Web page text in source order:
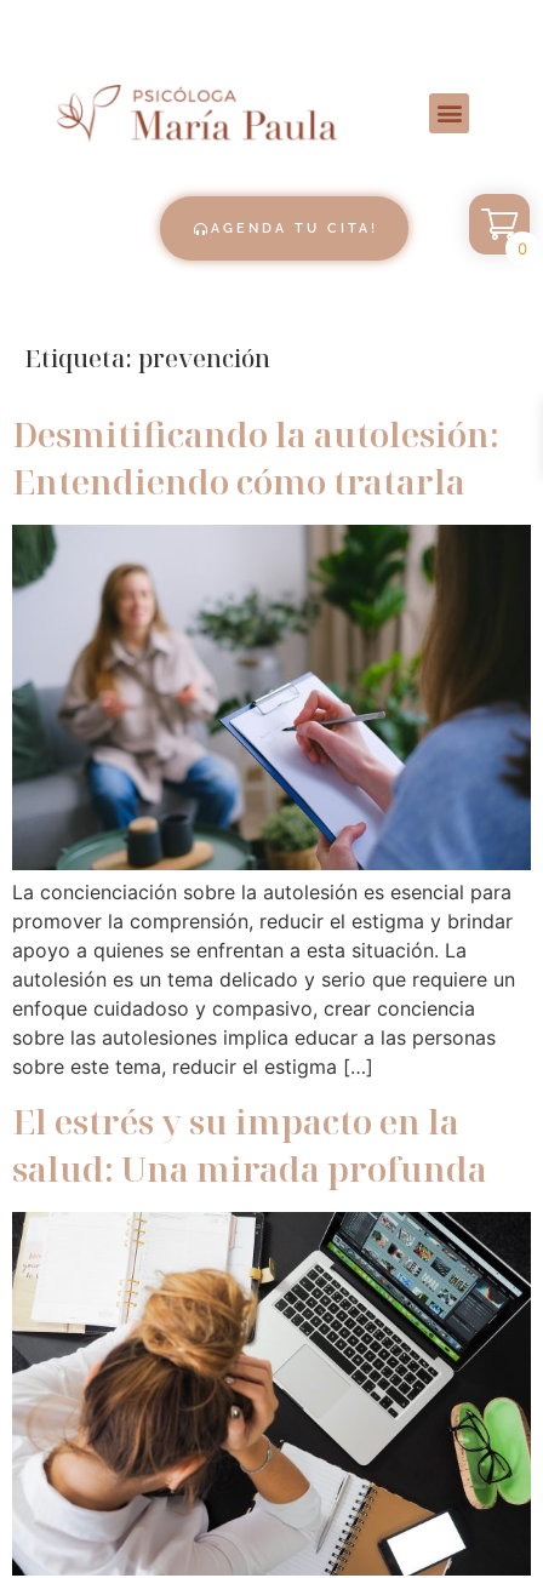
AGENDA TU CITA!
Etiqueta: prevención
Desmitificando la autolesión:
Entendiendo cómo tratarla
La concienciación sobre la autolesión es esencial para
promover la comprensión, reducir el estigma y brindar
apoyo a quienes se enfrentan a esta situación. La
autolesión es un tema delicado y serio que requiere un
enfoque cuidadoso y compasivo, crear conciencia
sobre las autolesiones implica educar a las personas
sobre este tema, reducir el estigma […]
El estrés y su impacto en la
salud: Una mirada profunda
0